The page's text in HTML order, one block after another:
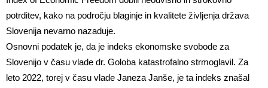
potrditev, kako na področju blaginje in kvalitete življenja država
Slovenija nevarno nazaduje.
Osnovni podatek je, da je indeks ekonomske svobode za
Slovenijo v času vlade dr. Goloba katastrofalno strmoglavil. Za
leto 2022, torej v času vlade Janeza Janše, je ta indeks znašal